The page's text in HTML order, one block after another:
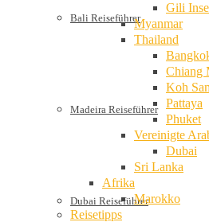
Bali Reiseführer
Madeira Reiseführer
Dubai Reiseführer
Gili
Myanmar
Thailand
Chiang
Koh
Pattaya
Phuket
Vereinigte
Dubai
Sri Lanka
Afrika
Marokko
Reisetipps